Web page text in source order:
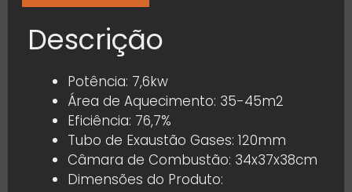
Descrição
Potência: 7,6kw
Área de Aquecimento: 35-45m2
Eficiência: 76,7%
Tubo de Exaustão Gases: 120mm
Câmara de Combustão: 34x37x38cm
Dimensões do Produto: